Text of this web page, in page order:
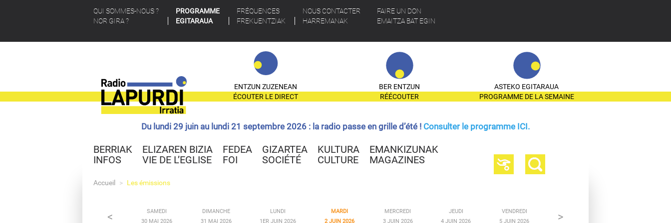
QUI SOMMES-NOUS ?
NOR GIRA ?
PROGRAMME
EGITARAUA
FRÉQUENCES
FREKUENTZIAK
NOUS CONTACTER
HARREMANAK
FAIRE UN DON
EMAITZA BAT EGIN
ENTZUN ZUZENEAN
ÉCOUTER LE DIRECT
BER ENTZUN
RÉÉCOUTER
ASTEKO EGITARAUA
PROGRAMME DE LA SEMAINE
Du lundi 29 juin au lundi 21 septembre 2026 : la radio passe en grille d’été ! Consulter le programme ICI.
BERRIAK
INFOS
ELIZAREN BIZIA
VIE DE L’EGLISE
FEDEA
FOI
GIZARTEA
SOCIÉTÉ
KULTURA
CULTURE
EMANKIZUNAK
MAGAZINES
Accueil > Les émissions
<
SAMEDI
30 MAI 2026
DIMANCHE
31 MAI 2026
LUNDI
1ER JUIN 2026
MARDI
2 JUIN 2026
MERCREDI
3 JUIN 2026
JEUDI
4 JUIN 2026
VENDREDI
5 JUIN 2026
>